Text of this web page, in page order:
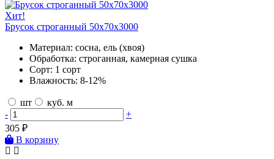
Хит!
Брусок строганный 50х70х3000
Материал: сосна, ель (хвоя)
Обработка: строганная, камерная сушка
Сорт: 1 сорт
Влажность: 8-12%
шт
куб. м
-
+
305 ₽
В корзину